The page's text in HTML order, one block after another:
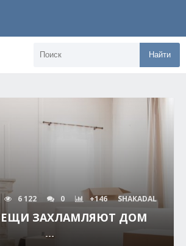
Найти
6 122 0 +146 SHAKADAL
ЗАХЛАМЛЯЮТ ДОМ
---